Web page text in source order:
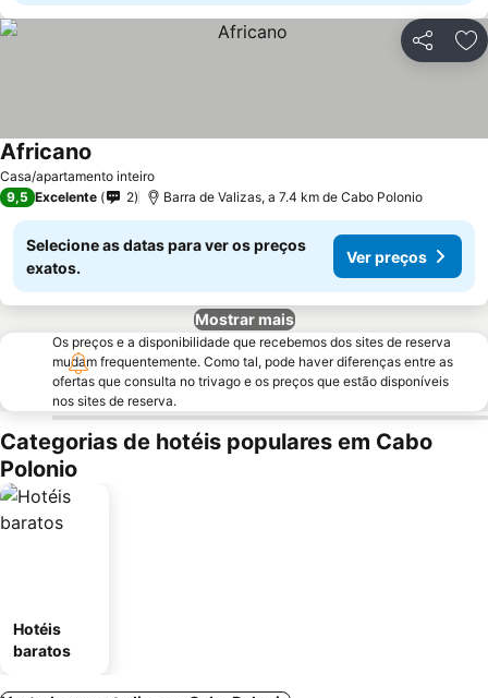
Partilhar
Casa/apartamento inteiro
Africano
9,5 Excelente 2 Barra de Valizas, a 7.4 km de Cabo Polonio
Selecione as datas para ver os preços
exatos.
Ver preços
Mostrar mais
Os preços e a disponibilidade que recebemos dos sites de reserva
mudam frequentemente. Como tal, pode haver diferenças entre as
ofertas que consulta no trivago e os preços que estão disponíveis
nos sites de reserva.
Categorias de hotéis populares em Cabo
Polonio
Hotéis
baratos